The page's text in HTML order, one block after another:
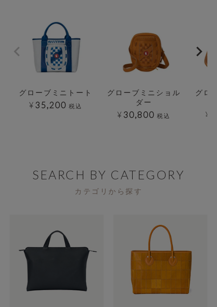
グローブミニトート
¥35,200 税込
グローブミニショル
ダー
¥30,800 税込
グロ
¥
SEARCH BY CATEGORY
カテゴリから探す